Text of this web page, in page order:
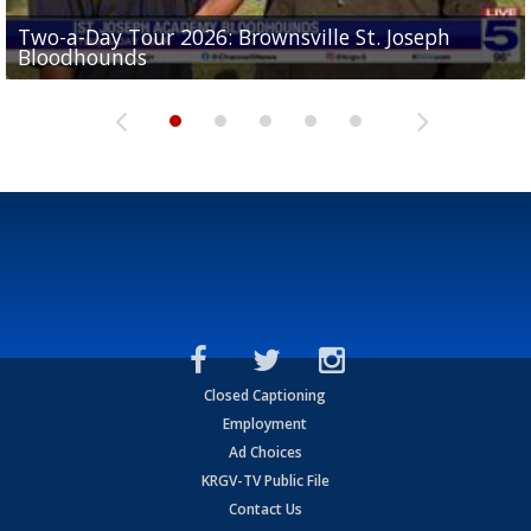
Two-a-Day Tour 2026: Brownsville St. Joseph
Bloodhounds
Two-a-Day Tour 2026: St. Joseph Academy
Bloodhounds
Two-a-Day Tour 2026: Sharyland Rattlers
Sit-down interview with UTRGV wide receiver
Tavian Cord
Two-a-Day Tour 2026: Raymondville Bearkats
Closed Captioning
Employment
Ad Choices
KRGV-TV Public File
Contact Us